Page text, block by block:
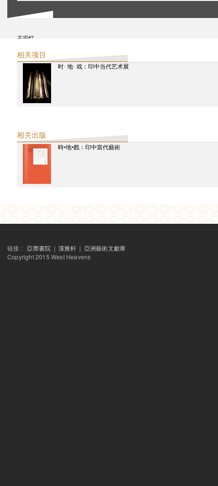
王安忆
汪晖
乌帕迪亚，赫玛
沃拉，帕罗米塔
王炜
王伟强
吴欣霏
相关项目
时· 地· 戏：印中当代艺术展
相关出版
時•地•戲：印中當代藝術
链接 :亞際書院 |漢雅軒 | 亞洲藝術文獻庫
Copyright 2015 West Heavens